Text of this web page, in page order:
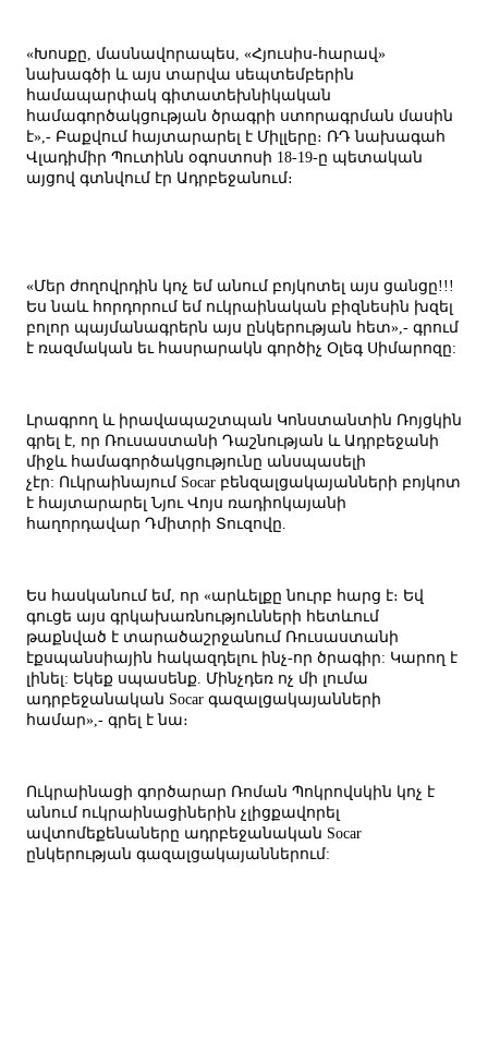
«Խոսքը, մասնավորապես, «Հյուսիս-հարավ»
նախագծի և այս տարվա սեպտեմբերին
համապարփակ գիտատեխնիկական
համագործակցության ծրագրի ստորագրման մասին
է»,- Բաքվում հայտարարել է Միլլերը։ ՌԴ նախագահ
Վլադիմիր Պուտինն օգոստոսի 18-19-ը պետական ​​
այցով գտնվում էր Ադրբեջանում։
«Մեր ժողովրդին կոչ եմ անում բոյկոտել այս ցանցը!!!
Ես նաև հորդորում եմ ուկրաինական բիզնեսին խզել
բոլոր պայմանագրերն այս ընկերության հետ»,- գրում
է ռազմական եւ հասրարակն գործիչ Օլեգ Սիմարոզը:
Լրագրող և իրավապաշտպան Կոնստանտին Ռոյցկին
գրել է, որ Ռուսաստանի Դաշնության և Ադրբեջանի
միջև համագործակցությունը անսպասելի
չէր: Ուկրաինայում Socar բենզալցակայանների բոյկոտ
է հայտարարել Նյու Վոյս ռադիոկայանի
հաղորդավար Դմիտրի Տուզովը.
Ես հասկանում եմ, որ «արևելքը նուրբ հարց է։ Եվ
գուցե այս գրկախառնությունների հետևում
թաքնված է տարածաշրջանում Ռուսաստանի
էքսպանսիային հակազդելու ինչ-որ ծրագիր: Կարող է
լինել: Եկեք սպասենք. Մինչդեռ ոչ մի լումա
ադրբեջանական Socar գազալցակայանների
համար»,- գրել է նա։
Ուկրաինացի գործարար Ռոման Պոկրովսկին կոչ է
անում ուկրաինացիներին չլիցքավորել
ավտոմեքենաները ադրբեջանական Socar
ընկերության գազալցակայաններում: